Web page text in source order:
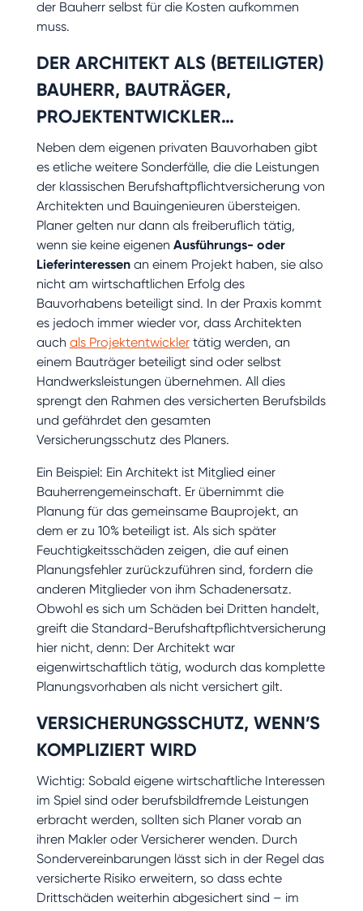
der Bauherr selbst für die Kosten aufkommen
muss.
DER ARCHITEKT ALS (BETEILIGTER)
BAUHERR, BAUTRÄGER,
PROJEKTENTWICKLER…
Neben dem eigenen privaten Bauvorhaben gibt
es etliche weitere Sonderfälle, die die Leistungen
der klassischen Berufshaftpflichtversicherung von
Architekten und Bauingenieuren übersteigen.
Planer gelten nur dann als freiberuflich tätig,
wenn sie keine eigenen Ausführungs- oder
Lieferinteressenan einem Projekt haben, sie also
nicht am wirtschaftlichen Erfolg des
Bauvorhabens beteiligt sind. In der Praxis kommt
es jedoch immer wieder vor, dass Architekten
auch als Projektentwicklertätig werden, an
einem Bauträger beteiligt sind oder selbst
Handwerksleistungen übernehmen. All dies
sprengt den Rahmen des versicherten Berufsbilds
und gefährdet den gesamten
Versicherungsschutz des Planers.
Ein Beispiel: Ein Architekt ist Mitglied einer
Bauherrengemeinschaft. Er übernimmt die
Planung für das gemeinsame Bauprojekt, an
dem er zu 10% beteiligt ist. Als sich später
Feuchtigkeitsschäden zeigen, die auf einen
Planungsfehler zurückzuführen sind, fordern die
anderen Mitglieder von ihm Schadenersatz.
Obwohl es sich um Schäden bei Dritten handelt,
greift die Standard-Berufshaftpflichtversicherung
hier nicht, denn: Der Architekt war
eigenwirtschaftlich tätig, wodurch das komplette
Planungsvorhaben als nicht versichert gilt.
VERSICHERUNGSSCHUTZ, WENN’S
KOMPLIZIERT WIRD
Wichtig: Sobald eigene wirtschaftliche Interessen
im Spiel sind oder berufsbildfremde Leistungen
erbracht werden, sollten sich Planer vorab an
ihren Makler oder Versicherer wenden. Durch
Sondervereinbarungen lässt sich in der Regel das
versicherte Risiko erweitern, so dass echte
Drittschäden weiterhin abgesichert sind – im